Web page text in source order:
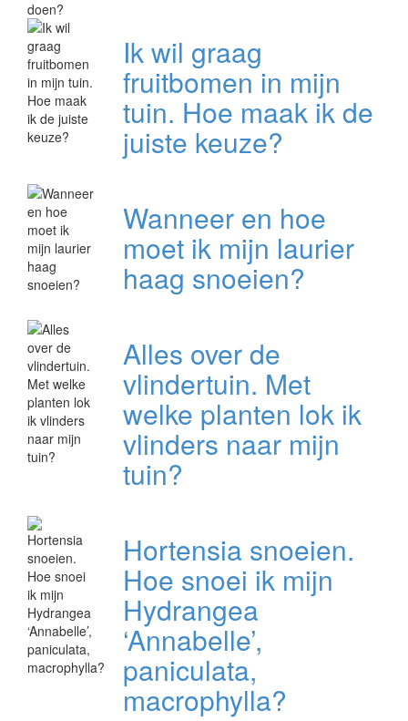
Ik wil graag
fruitbomen in mijn
tuin. Hoe maak ik de
juiste keuze?
Wanneer en hoe
moet ik mijn laurier
haag snoeien?
Alles over de
vlindertuin. Met
welke planten lok ik
vlinders naar mijn
tuin?
Hortensia snoeien.
Hoe snoei ik mijn
Hydrangea
‘Annabelle’,
paniculata,
macrophylla?